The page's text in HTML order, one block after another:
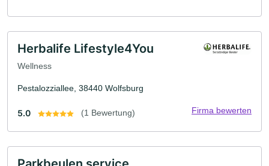
Herbalife Lifestyle4You
Wellness
Pestalozziallee, 38440 Wolfsburg
5.0 (1 Bewertung) Firma bewerten